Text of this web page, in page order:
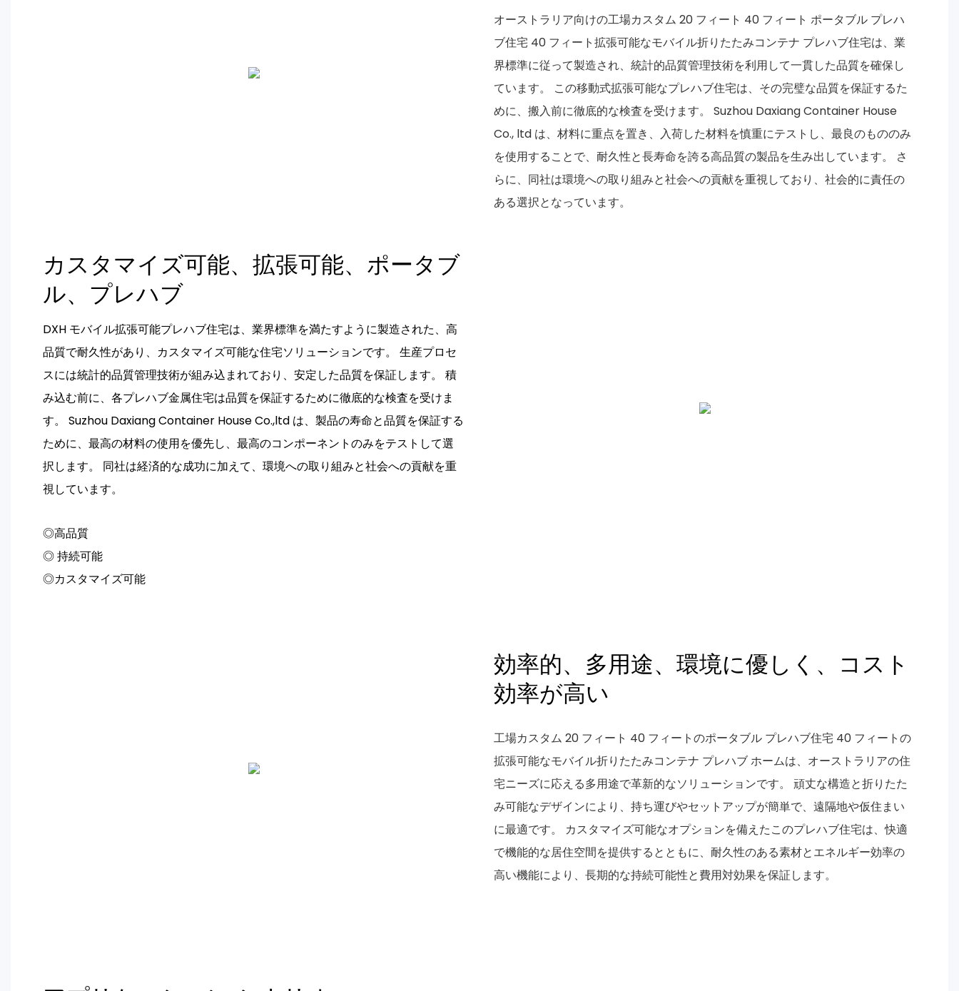
オーストラリア向けの工場カスタム 20 フィート 40 フィート ポータブル プレハ
ブ住宅 40 フィート拡張可能なモバイル折りたたみコンテナ プレハブ住宅は、業
界標準に従って製造され、統計的品質管理技術を利用して一貫した品質を確保し
ています。 この移動式拡張可能なプレハブ住宅は、その完璧な品質を保証するた
めに、搬入前に徹底的な検査を受けます。 Suzhou Daxiang Container House
Co., ltd は、材料に重点を置き、入荷した材料を慎重にテストし、最良のもののみ
を使用することで、耐久性と長寿命を誇る高品質の製品を生み出しています。 さ
らに、同社は環境への取り組みと社会への貢献を重視しており、社会的に責任の
ある選択となっています。
カスタマイズ可能、拡張可能、ポータブ
ル、プレハブ
DXH モバイル拡張可能プレハブ住宅は、業界標準を満たすように製造された、高
品質で耐久性があり、カスタマイズ可能な住宅ソリューションです。 生産プロセ
スには統計的品質管理技術が組み込まれており、安定した品質を保証します。 積
み込む前に、各プレハブ金属住宅は品質を保証するために徹底的な検査を受けま
す。 Suzhou Daxiang Container House Co.,ltd は、製品の寿命と品質を保証する
ために、最高の材料の使用を優先し、最高のコンポーネントのみをテストして選
択します。 同社は経済的な成功に加えて、環境への取り組みと社会への貢献を重
視しています。
◎高品質
◎ 持続可能
◎カスタマイズ可能
効率的、多用途、環境に優しく、コスト
効率が高い
工場カスタム 20 フィート 40 フィートのポータブル プレハブ住宅 40 フィートの
拡張可能なモバイル折りたたみコンテナ プレハブ ホームは、オーストラリアの住
宅ニーズに応える多用途で革新的なソリューションです。 頑丈な構造と折りたた
み可能なデザインにより、持ち運びやセットアップが簡単で、遠隔地や仮住まい
に最適です。 カスタマイズ可能なオプションを備えたこのプレハブ住宅は、快適
で機能的な居住空間を提供するとともに、耐久性のある素材とエネルギー効率の
高い機能により、長期的な持続可能性と費用対効果を保証します。